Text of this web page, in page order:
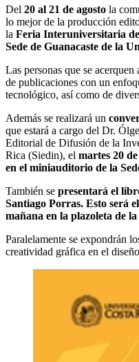
Del 20 al 21 de agosto la
lo mejor de la producción
la Feria Interuniversitaria
Sede de Guanacaste de la
Las personas que se
de publicaciones con un
tecnológico, así como de
Además se realizará un
que estará a cargo del Dr.
Editorial de Difusión de la
Rica (Siedin), el martes 20
en el miniauditorio de la
También se presentará el
Santiago Porras. Esto será
mañana en la plazoleta de la
Paralelamente se expondrán
creatividad gráfica en el